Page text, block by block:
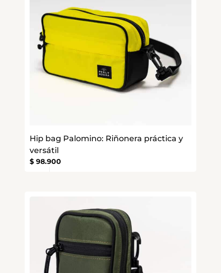
Hip bag Palomino: Riñonera práctica y
versátil
$ 98.900